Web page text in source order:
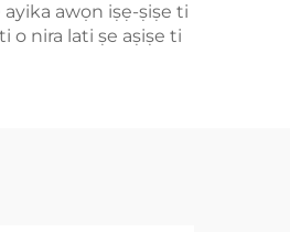
awọn iṣẹ-ṣiṣe ti
o nira lati ṣe aṣiṣe ti